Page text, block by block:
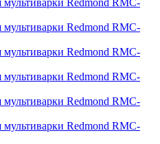
мультиварки Redmond RMC-
мультиварки Redmond RMC-
мультиварки Redmond RMC-
мультиварки Redmond RMC-
мультиварки Redmond RMC-
мультиварки Redmond RMC-